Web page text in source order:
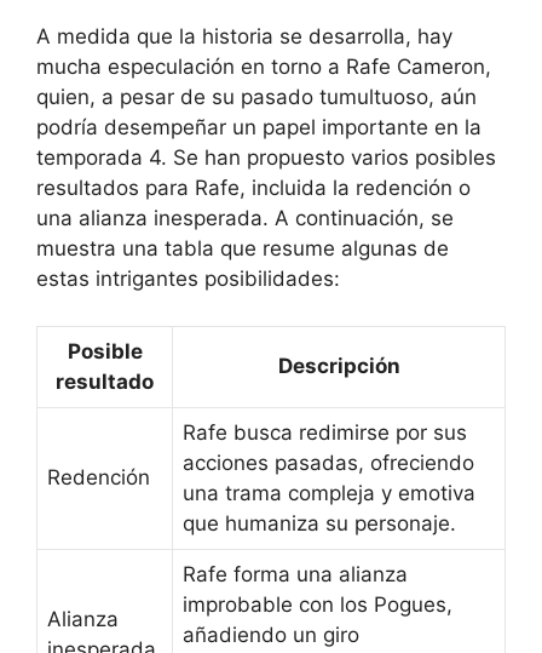
A medida que la historia se desarrolla, hay
mucha especulación en torno a Rafe Cameron,
quien, a pesar de su pasado tumultuoso, aún
podría desempeñar un papel importante en la
temporada 4. Se han propuesto varios posibles
resultados para Rafe, incluida la redención o
una alianza inesperada. A continuación, se
muestra una tabla que resume algunas de
estas intrigantes posibilidades:
Posible
resultado
Descripción
Redención
Rafe busca redimirse por sus
acciones pasadas, ofreciendo
una trama compleja y emotiva
que humaniza su personaje.
Alianza
Rafe forma una alianza
improbable con los Pogues,
añadiendo un giro